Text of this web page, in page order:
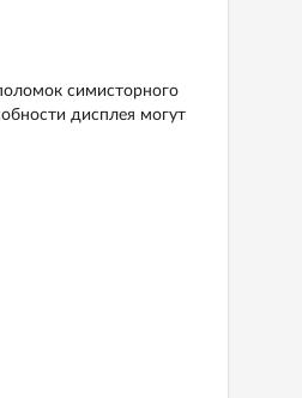
симисторного
дисплея могут